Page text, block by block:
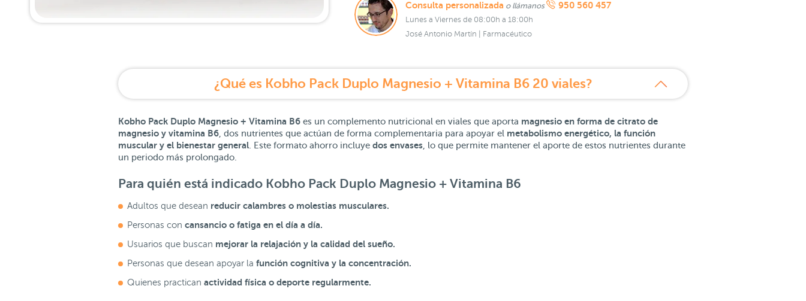
Consulta personalizada o llámanos 950 560 457
Lunes a Viernes de 08:00h a 18:00h
José Antonio Martín | Farmacéutico
¿Qué es Kobho Pack Duplo Magnesio + Vitamina B6 20 viales?
Kobho Pack Duplo Magnesio + Vitamina B6 es un complemento nutricional en viales que aporta magnesio en forma de citrato de
magnesio y vitamina B6 , dos nutrientes que actúan de forma complementaria para apoyar el metabolismo energético, la función
muscular y el bienestar general
Este formato ahorro incluye dos envases , lo que permite mantener el aporte de estos nutrientes durante
un periodo más prolongado.
Para quién está indicado Kobho Pack Duplo Magnesio + Vitamina B6
Adultos que desean reducir calambres o molestias musculares.
Personas con cansancio o fatiga en el día a día.
Usuarios que buscan mejorar la relajación y la calidad del sueño.
Personas que desean apoyar la función cognitiva y la concentración.
Quienes practican actividad física o deporte regularmente.